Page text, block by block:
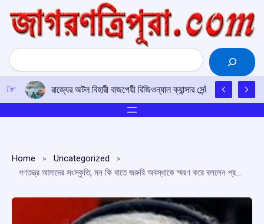
content
Search
রাজ্যের অটল বিহারী বাজপেয়ী রিজিওন্যাল ক্যান্সার সেন্টারে উত্তর-
Home
Uncategorized
গণতন্ত্র আমাদের সংস্কৃতি, মন কি বাতে জরুরি অবস্থাকে স্মরণ করে বললেন প্রধানমন্ত্রী